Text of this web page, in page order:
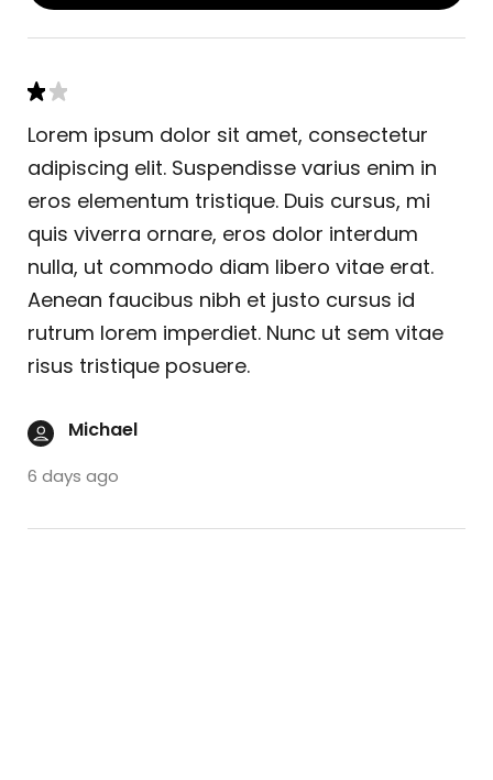
Lorem ipsum dolor sit amet, consectetur
adipiscing elit. Suspendisse varius enim in
eros elementum tristique. Duis cursus, mi
quis viverra ornare, eros dolor interdum
nulla, ut commodo diam libero vitae erat.
Aenean faucibus nibh et justo cursus id
rutrum lorem imperdiet. Nunc ut sem vitae
risus tristique posuere.
Michael
6 days ago